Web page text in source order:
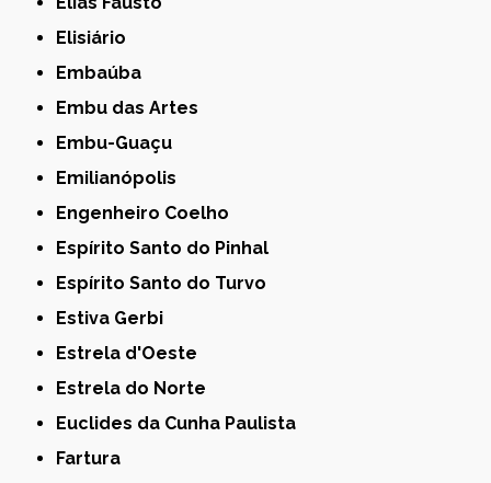
Elisiário
Embaúba
Embu das Artes
Embu-Guaçu
Emilianópolis
Engenheiro Coelho
Espírito Santo do Pinhal
Espírito Santo do Turvo
Estiva Gerbi
Estrela d'Oeste
Estrela do Norte
Euclides da Cunha Paulista
Fartura